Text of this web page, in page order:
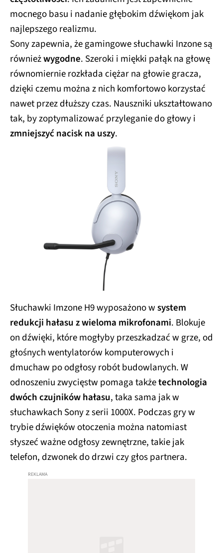
mocnego basu i nadanie głębokim dźwiękom jak
najlepszego realizmu.
Sony zapewnia, że gamingowe słuchawki Inzone są
równieżwygodne. Szeroki i miękki pałąk na głowę
równomiernie rozkłada ciężar na głowie gracza,
dzięki czemu można z nich komfortowo korzystać
nawet przez dłuższy czas. Nauszniki ukształtowano
tak, by zoptymalizować przyleganie do głowy i
zmniejszyć nacisk na uszy.
Słuchawki Imzone H9 wyposażono wsystem
redukcji hałasu z wieloma mikrofonami. Blokuje
on dźwięki, które mogłyby przeszkadzać w grze, od
głośnych wentylatorów komputerowych i
dmuchaw po odgłosy robót budowlanych. W
odnoszeniu zwycięstw pomaga takżetechnologia
dwóch czujników hałasu, taka sama jak w
słuchawkach Sony z serii 1000X. Podczas gry w
trybie dźwięków otoczenia można natomiast
słyszeć ważne odgłosy zewnętrzne, takie jak
telefon, dzwonek do drzwi czy głos partnera.